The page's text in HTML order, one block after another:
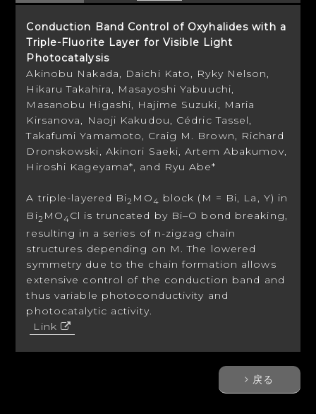
Conduction Band Control of Oxyhalides with a
Triple-Fluorite Layer for Visible Light
Photocatalysis
Akinobu Nakada, Daichi Kato, Ryky Nelson,
Hikaru Takahira, Masayoshi Yabuuchi,
Masanobu Higashi, Hajime Suzuki, Maria
Kirsanova, Naoji Kakudou, Cédric Tassel,
Takafumi Yamamoto, Craig M. Brown, Richard
Dronskowski, Akinori Saeki, Artem Abakumov,
Hiroshi Kageyama*, and Ryu Abe*
A triple-layered Bi2 MO4 block (M = Bi, La, Y) in
Bi2 MO4Cl is truncated by Bi–O bond breaking,
resulting in a series of n-zigzag chain
structures depending on M. The lowered
symmetry due to the chain formation allows
extensive control of the conduction band and
thus variable photoconductivity and
photocatalytic activity.
Link
戻る